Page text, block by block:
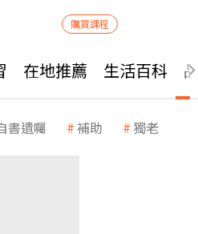
購買課程
在地推薦 生活百科
書遺囑 補助 獨老